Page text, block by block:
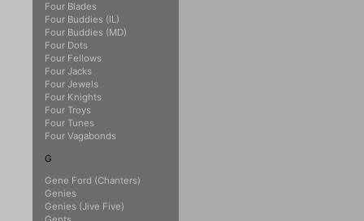
Four Blades
Four Buddies (IL)
Four Buddies (MD)
Four Dots
Four Fellows
Four Jacks
Four Jewels
Four Knights
Four Troys
Four Tunes
Four Vagabonds
G
Gene Ford (Chanters)
Genies
Genies (Jive Five)